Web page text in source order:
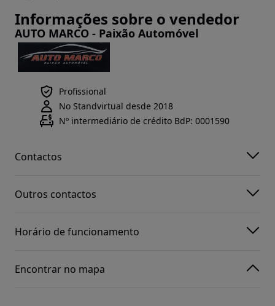
Informações sobre o vendedor
AUTO MARCO - Paixão Automóvel
Profissional
No Standvirtual desde 2018
Nº intermediário de crédito BdP: 0001590
Contactos
Outros contactos
Horário de funcionamento
Encontrar no mapa